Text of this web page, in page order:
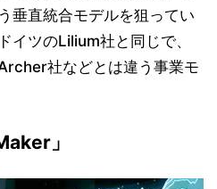
垂直統合モデルを狙ってい
イツのLilium社と同じで、
社などとは違う事業モ
」